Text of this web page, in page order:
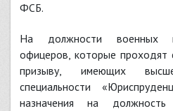
ФСБ.
На должности военных
офицеров, которые проходят
призыву, имеющих
специальности
назначения на должность